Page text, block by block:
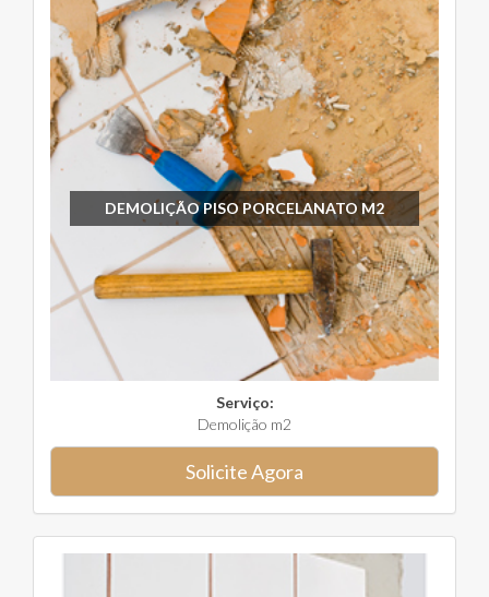
DEMOLIÇÃO PISO PORCELANATO M2
Serviço:
Demolição m2
Solicite Agora